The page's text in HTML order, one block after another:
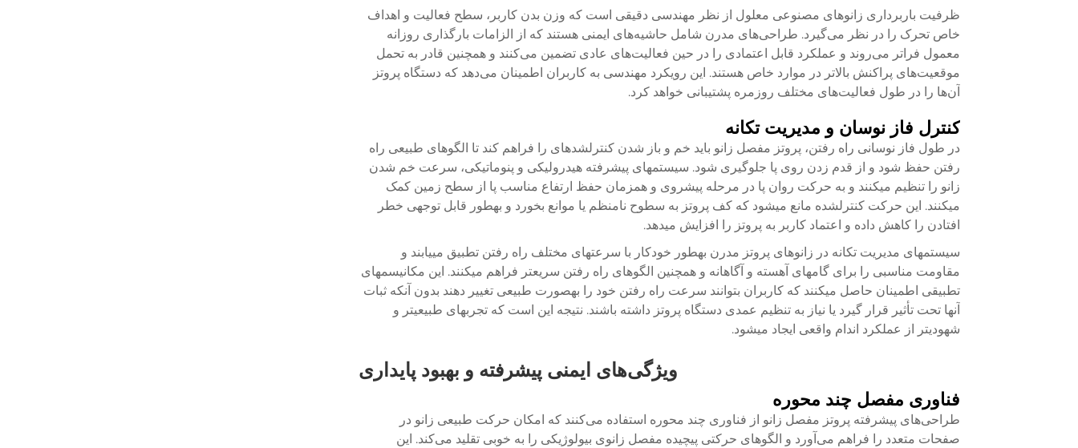
ظرفیت باربرداری زانوهای مصنوعی معلول از نظر مهندسی دقیقی است که وزن بدن کاربر، سطح فعالیت و اهداف
خاص تحرک را در نظر می‌گیرد. طراحی‌های مدرن شامل حاشیه‌های ایمنی هستند که از الزامات بارگذاری روزانه
معمول فراتر می‌روند و عملکرد قابل اعتمادی را در حین فعالیت‌های عادی تضمین می‌کنند و همچنین قادر به تحمل
موقعیت‌های پراکنش بالاتر در موارد خاص هستند. این رویکرد مهندسی به کاربران اطمینان می‌دهد که دستگاه پروتز
آن‌ها را در طول فعالیت‌های مختلف روزمره پشتیبانی خواهد کرد.
کنترل فاز نوسان و مدیریت تکانه
در طول فاز نوسانی راه رفتن، پروتز مفصل زانو باید خم و باز شدن کنترلشدهای را فراهم کند تا الگوهای طبیعی راه
رفتن حفظ شود و از قدم زدن روی پا جلوگیری شود. سیستمهای پیشرفته هیدرولیکی و پنوماتیکی، سرعت خم شدن
زانو را تنظیم میکنند و به حرکت روان پا در مرحله پیشروی و همزمان حفظ ارتفاع مناسب پا از سطح زمین کمک
میکنند. این حرکت کنترلشده مانع میشود که کف پروتز به سطوح نامنظم یا موانع بخورد و بهطور قابل توجهی خطر
افتادن را کاهش داده و اعتماد کاربر به پروتز را افزایش میدهد.
سیستمهای مدیریت تکانه در زانوهای پروتز مدرن بهطور خودکار با سرعتهای مختلف راه رفتن تطبیق مییابند و
مقاومت مناسبی را برای گامهای آهسته و آگاهانه و همچنین الگوهای راه رفتن سریعتر فراهم میکنند. این مکانیسمهای
تطبیقی اطمینان حاصل میکنند که کاربران بتوانند سرعت راه رفتن خود را بهصورت طبیعی تغییر دهند بدون آنکه ثبات
آنها تحت تأثیر قرار گیرد یا نیاز به تنظیم عمدی دستگاه پروتز داشته باشند. نتیجه این است که تجربهای طبیعیتر و
شهودیتر از عملکرد اندام واقعی ایجاد میشود.
ویژگی‌های ایمنی پیشرفته و بهبود پایداری
فناوری مفصل چند محوره
طراحی‌های پیشرفته پروتز مفصل زانو از فناوری چند محوره استفاده می‌کنند که امکان حرکت طبیعی زانو در
صفحات متعدد را فراهم می‌آورد و الگوهای حرکتی پیچیده مفصل زانوی بیولوژیکی را به خوبی تقلید می‌کند. این